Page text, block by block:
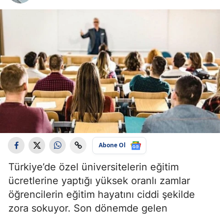
Abone Ol
Türkiye’de özel üniversitelerin eğitim
ücretlerine yaptığı yüksek oranlı zamlar
öğrencilerin eğitim hayatını ciddi şekilde
zora sokuyor. Son dönemde gelen